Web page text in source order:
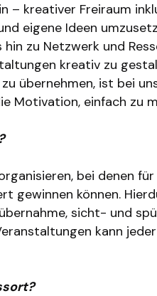
– kreativer Freiraum
eigene Ideen
zu Netzwerk und
kreativ zu
übernehmen, ist bei
Motivation, einfach zu
bei denen
gewinnen können.
sicht- und
kann